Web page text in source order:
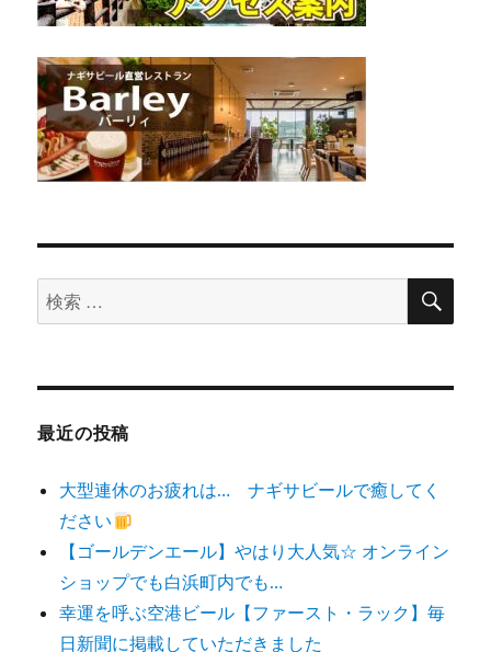
検
索
象:
検
最近の投稿
大型連休のお疲れは… ナギサビールで癒してく
ださい
【ゴールデンエール】やはり大人気☆ オンライン
ショップでも白浜町内でも…
幸運を呼ぶ空港ビール【ファースト・ラック】毎
日新聞に掲載していただきました